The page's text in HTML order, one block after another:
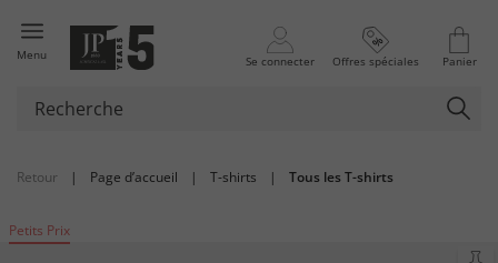
Menu Se connecter Offres spéciales Panier
Retour | Page d’accueil | T-shirts | Tous les T-shirts
Petits Prix